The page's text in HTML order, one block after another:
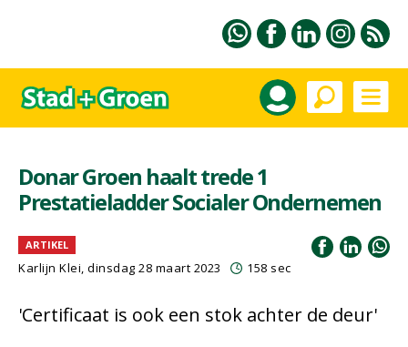
Donar Groen haalt trede 1
Prestatieladder Socialer Ondernemen
ARTIKEL
Karlijn Klei, dinsdag 28 maart 2023 158 sec
'Certificaat is ook een stok achter de deur'